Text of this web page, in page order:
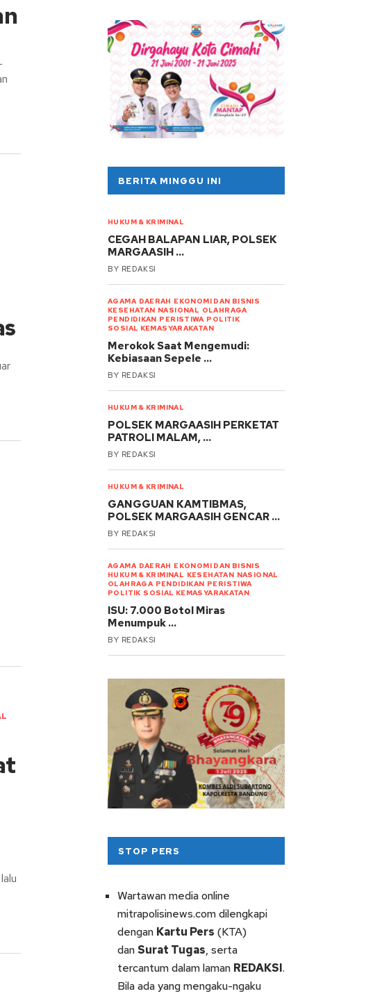
BERITA MINGGU INI
HUKUM & KRIMINAL
CEGAH BALAPAN LIAR, POLSEK
MARGAASIH …
BY REDAKSI
AGAMA DAERAH EKONOMI DAN BISNIS
KESEHATAN NASIONAL OLAHRAGA
PENDIDIKAN PERISTIWA POLITIK
SOSIAL KEMASYARAKATAN
Merokok Saat Mengemudi:
Kebiasaan Sepele …
BY REDAKSI
HUKUM & KRIMINAL
POLSEK MARGAASIH PERKETAT
PATROLI MALAM, …
BY REDAKSI
HUKUM & KRIMINAL
GANGGUAN KAMTIBMAS,
POLSEK MARGAASIH GENCAR …
BY REDAKSI
AGAMA DAERAH EKONOMI DAN BISNIS
HUKUM & KRIMINAL KESEHATAN NASIONAL
OLAHRAGA PENDIDIKAN PERISTIWA
POLITIK SOSIAL KEMASYARAKATAN
ISU: 7.000 Botol Miras
Menumpuk …
BY REDAKSI
STOP PERS
Wartawan media online
mitrapolisinews.com dilengkapi
dengan Kartu Pers (KTA)
dan Surat Tugas, serta
tercantum dalam laman REDAKSI.
Bila ada yang mengaku-ngaku